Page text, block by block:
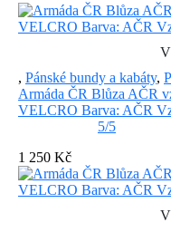
, Pánské bundy a kabáty,
Armáda ČR Blůza AČR
VELCRO Barva: AČR
5/5
1 250 Kč